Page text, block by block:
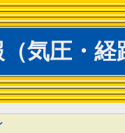
気圧・経